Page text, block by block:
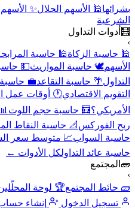
🕌 الأسهم الحلال✨ الأسهم
التداول
الزكاة🕌 حاسبة المرابحة
🕊️ حاسبة المواريث 💵 حاسبة
🌴 حاسبة التقاعد💼 حاسبة
الاقتصادي🕐 أوقات عمل
🧮 حاسبة حجم اللوت📊
الفوركس 📐 حاسبة النقاط
السواب📈 متوسط سعر السهم
عائد التداولكل الأدوات ←
المجتمع🏆 لوحة المحلّلين✍️
الدخول
إنشاء حساب